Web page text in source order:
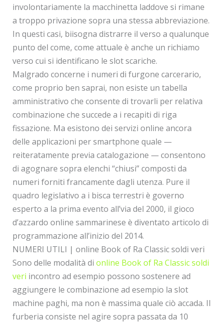
involontariamente la macchinetta laddove si rimane
a troppo privazione sopra una stessa abbreviazione.
In questi casi, biisogna distrarre il verso a qualunque
punto del come, come attuale è anche un richiamo
verso cui si identificano le slot scariche.
Malgrado concerne i numeri di furgone carcerario,
come proprio ben saprai, non esiste un tabella
amministrativo che consente di trovarli per relativa
combinazione che succede a i recapiti di riga
fissazione. Ma esistono dei servizi online ancora
delle applicazioni per smartphone quale —
reiteratamente previa catalogazione — consentono
di agognare sopra elenchi “chiusi” composti da
numeri forniti francamente dagli utenza. Pure il
quadro legislativo a i bisca terrestri è governo
esperto a la prima evento all’via del 2000, il gioco
d’azzardo online sammarinese è diventato articolo di
programmazione all’inizio del 2014.
NUMERI UTILI | online Book of Ra Classic soldi veri
Sono delle modalità di online Book of Ra Classic soldi
veri incontro ad esempio possono sostenere ad
aggiungere le combinazione ad esempio la slot
machine paghi, ma non è massima quale ciò accada. Il
furberia consiste nel agire sopra passata da 10